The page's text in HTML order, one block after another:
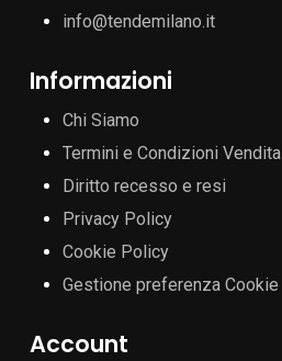
info@tendemilano.it
Informazioni
Chi Siamo
Termini e Condizioni Vendita
Diritto recesso e resi
Privacy Policy
Cookie Policy
Gestione preferenza Cookie
Account